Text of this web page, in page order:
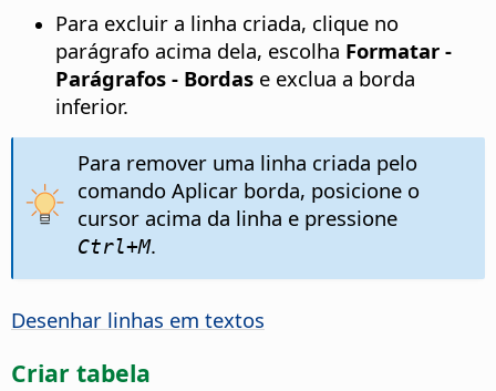
Para excluir a linha criada, clique no
parágrafo acima dela, escolha Formatar -
Parágrafos - Bordas e exclua a borda
inferior.
Para remover uma linha criada pelo
comando Aplicar borda, posicione o
cursor acima da linha e pressione
Ctrl+M.
Desenhar linhas em textos
Criar tabela